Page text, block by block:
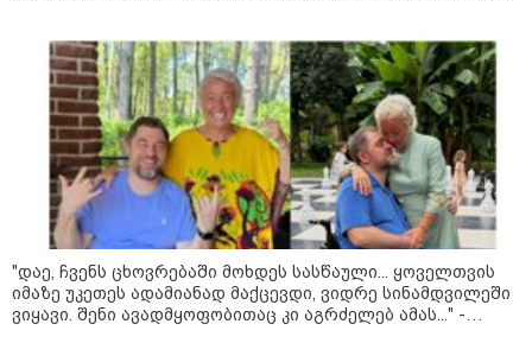
11:17 / 08-08-2026
არშემდგარი ქორწინება 15 წლით უფროს
ქართველთან - ალინა კაბაევას
საიდუმლო ცხოვრება: როგორ
გამოიყურებოდა ის პლასტიკურ
ოპერაციებამდე
"დაე, ჩვენს ცხოვრებაში მოხდეს სასწაული... ყოველთვის
იმაზე უკეთეს ადამიანად მაქცევდი, ვიდრე სინამდვილეში
ვიყავი. შენი ავადმყოფობითაც კი აგრძელებ ამას..." -